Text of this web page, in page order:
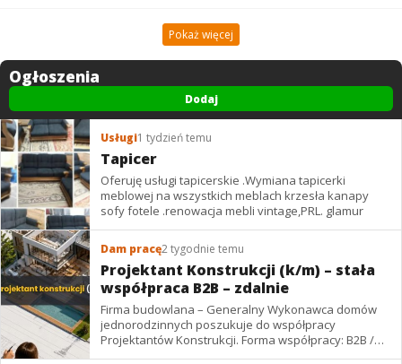
Pokaż więcej
Ogłoszenia
Dodaj
Usługi1 tydzień temu
Tapicer
Oferuję usługi tapicerskie .Wymiana tapicerki
meblowej na wszystkich meblach krzesła kanapy
sofy fotele .renowacja mebli vintage,PRL. glamur
Dam pracę2 tygodnie temu
Projektant Konstrukcji (k/m) – stała
współpraca B2B – zdalnie
Firma budowlana – Generalny Wykonawca domów
jednorodzinnych poszukuje do współpracy
Projektantów Konstrukcji. Forma współpracy: B2B /
podwykonawstwo – zdalnie. Wynagrodzenie: ✔